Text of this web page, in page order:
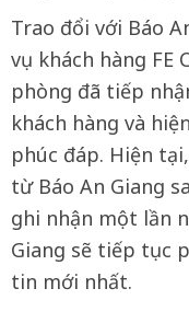
Trao đổi với Báo
vụ khách hàng FE
phòng đã tiếp
khách hàng và
phúc đáp. Hiện
từ Báo An Giang
ghi nhận một lần
Giang sẽ tiếp tục
tin mới nhất.